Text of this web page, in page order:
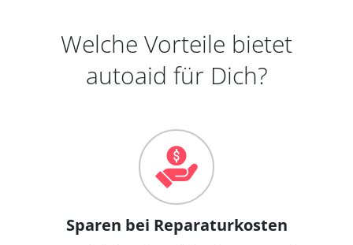
Welche Vorteile bietet
autoaid für Dich?
Sparen bei Reparaturkosten